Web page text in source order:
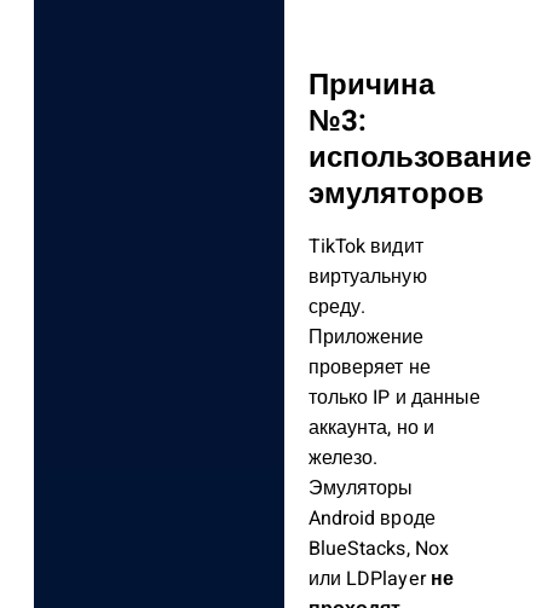
Причина
№3:
использование
эмуляторов
TikTok видит
виртуальную
среду.
Приложение
проверяет не
только IP и данные
аккаунта, но и
железо.
Эмуляторы
Android вроде
BlueStacks, Nox
или LDPlayerне